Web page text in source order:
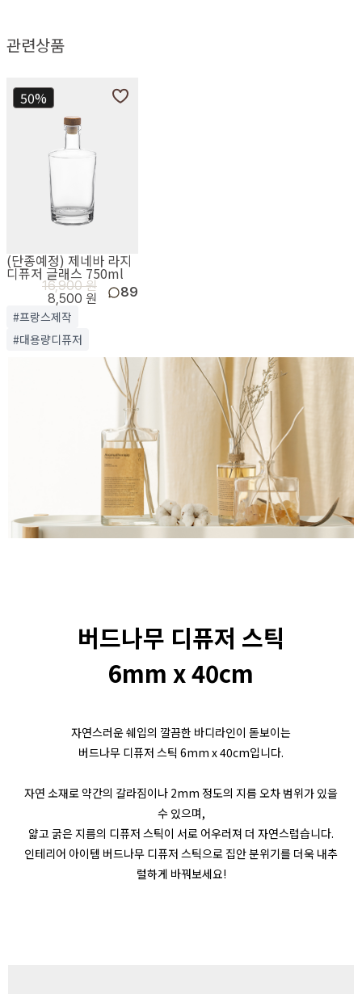
관련상품
50%
(단종예정) 제네바 라지
디퓨저 글래스 750ml
16,900 원
8,500 원
89
#프랑스제작
#대용량디퓨저
버드나무 디퓨저 스틱
6mm x 40cm
자연스러운 쉐입의 깔끔한 바디라인이 돋보이는
버드나무 디퓨저 스틱 6mm x 40cm입니다.
자연 소재로 약간의 갈라짐이나 2mm 정도의 지름 오차 범위가 있을
수 있으며,
얇고 굵은 지름의 디퓨저 스틱이 서로 어우러져 더 자연스럽습니다.
인테리어 아이템 버드나무 디퓨저 스틱으로 집안 분위기를 더욱 내추
럴하게 바꿔보세요!